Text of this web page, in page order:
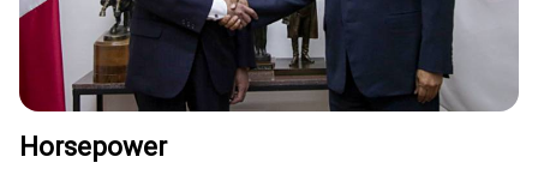
Horsepower